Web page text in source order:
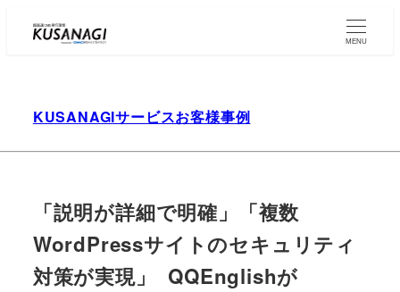
Skip
MENU
KUSANAGIサービスお客様事例
「説明が詳細で明確」「複数
WordPressサイトのセキュリティ
対策が実現」 QQEnglishが